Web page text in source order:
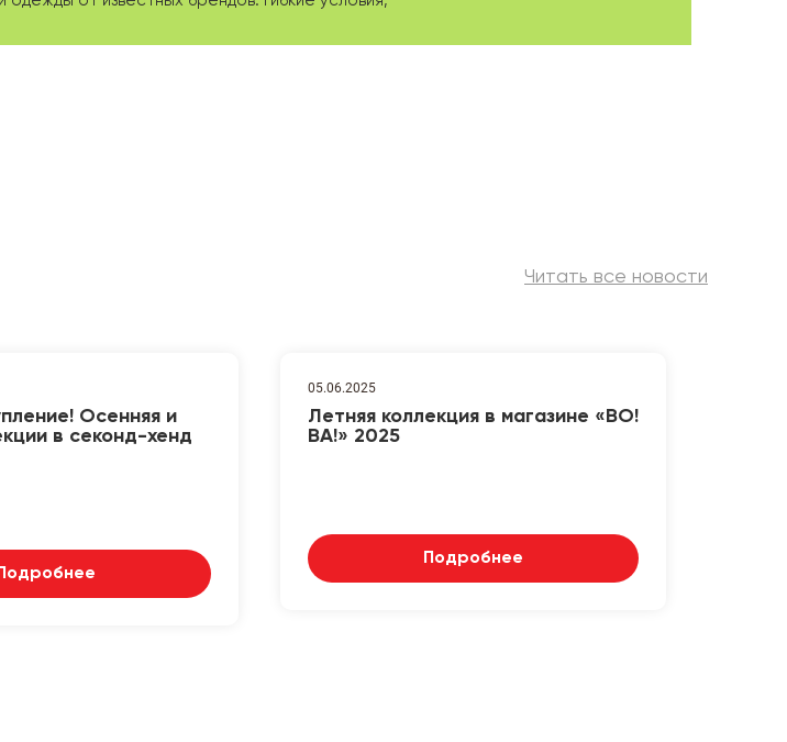
Читать все новости
Осенняя и
в секонд-хенд
Подробнее
05.06.2025
Летняя коллекция в магазине «ВО!
ВА!» 2025
Подробнее